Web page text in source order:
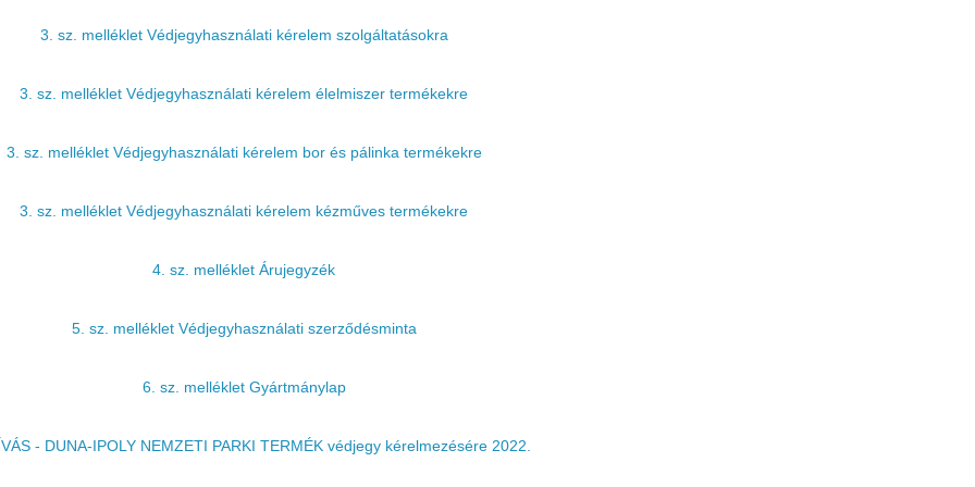
3. sz. melléklet Védjegyhasználati kérelem szolgáltatásokra
3. sz. melléklet Védjegyhasználati kérelem élelmiszer termékekre
3. sz. melléklet Védjegyhasználati kérelem bor és pálinka termékekre
3. sz. melléklet Védjegyhasználati kérelem kézműves termékekre
4. sz. melléklet Árujegyzék
5. sz. melléklet Védjegyhasználati szerződésminta
6. sz. melléklet Gyártmánylap
- DUNA-IPOLY NEMZETI PARKI TERMÉK védjegy kérelmezésére 2022.